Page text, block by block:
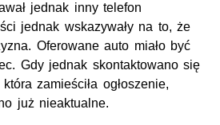
jednak inny telefon
jednak wskazywały na to, że
Oferowane auto miało być
Gdy jednak skontaktowano się
zamieściła ogłoszenie,
już nieaktualne.